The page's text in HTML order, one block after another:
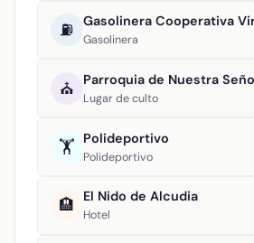
⛽ Gasolinera
⛪ Lugar de culto
🏋️ Polideportivo
Polideportivo
🏨 El Nido de Alcudia
Hotel